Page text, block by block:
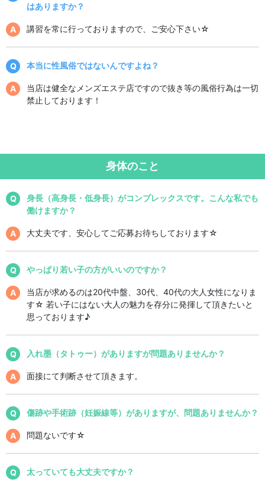
はありますか？
講習を常に行っておりますので、ご安心下さい☆
本当に性風俗ではないんですよね？
当店は健全なメンズエステ店ですので抜き等の風俗行為は一切
禁止しております！
身体のこと
身長（高身長・低身長）がコンプレックスです。こんな私でも
働けますか？
大丈夫です、安心してご応募お待ちしております☆
やっぱり若い子の方がいいのですか？
当店が求めるのは20代中盤、30代、40代の大人女性になりま
す☆ 若い子にはない大人の魅力を存分に発揮して頂きたいと
思っております♪
入れ墨（タトゥー）がありますが問題ありませんか？
面接にて判断させて頂きます。
傷跡や手術跡（妊娠線等）がありますが、問題ありませんか？
問題ないです☆
太っていても大丈夫ですか？